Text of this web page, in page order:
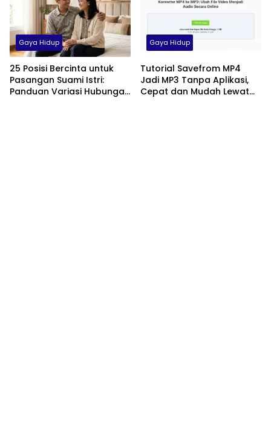
Gaya Hidup
25 Posisi Bercinta untuk
Pasangan Suami Istri:
Panduan Variasi Hubungan
Gaya Hidup
Tutorial Savefrom MP4
Jadi MP3 Tanpa Aplikasi,
Cepat dan Mudah Lewat